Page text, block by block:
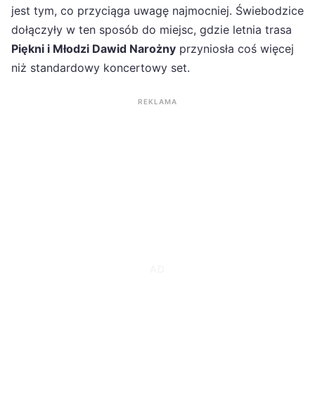
jest tym, co przyciąga uwagę najmocniej. Świebodzice
dołączyły w ten sposób do miejsc, gdzie letnia trasa
Piękni i Młodzi Dawid Narożny przyniosła coś więcej
niż standardowy koncertowy set.
REKLAMA